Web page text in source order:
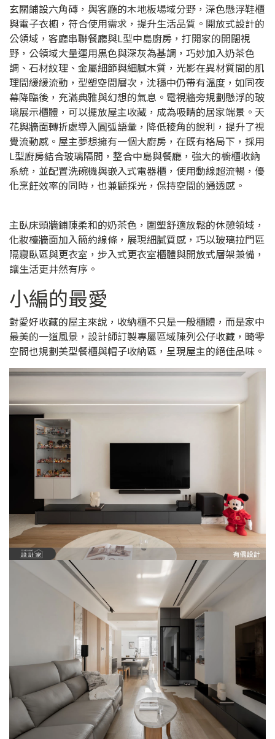
玄關鋪設六角磚，與客廳的木地板場域分野，深色懸浮鞋櫃
與電子衣櫥，符合使用需求，提升生活品質。開放式設計的
公領域，客廳串聯餐廳與L型中島廚房，打開家的開闊視
野，公領域大量運用黑色與深灰為基調，巧妙加入奶茶色
調、石材紋理、金屬細節與細膩木質，光影在異材質間的肌
理間緩緩流動，型塑空間層次，沈穩中仍帶有溫度，如同夜
幕降臨後，充滿典雅與幻想的氣息。電視牆旁規劃懸浮的玻
璃展示櫃體，可以擺放屋主收藏，成為吸睛的居家端景。天
花與牆面轉折處導入圓弧語彙，降低稜角的銳利，提升了視
覺流動感。屋主夢想擁有一個大廚房，在既有格局下，採用
L型廚房結合玻璃隔間，整合中島與餐廳，強大的櫥櫃收納
系統，並配置洗碗機與嵌入式電器櫃，使用動線超流暢，優
化烹飪效率的同時，也兼顧採光，保持空間的通透感。
主臥床頭牆鋪陳柔和的奶茶色，圍塑舒適放鬆的休憩領域，
化妝檯牆面加入簡約線條，展現細膩質感，巧以玻璃拉門區
隔寢臥區與更衣室，步入式更衣室櫃體與開放式層架兼備，
讓生活更井然有序。
小編的最愛
對愛好收藏的屋主來說，收納櫃不只是一般櫃體，而是家中
最美的一道風景，設計師訂製專屬區域陳列公仔收藏，畸零
空間也規劃美型餐櫃與帽子收納區，呈現屋主的絕佳品味。